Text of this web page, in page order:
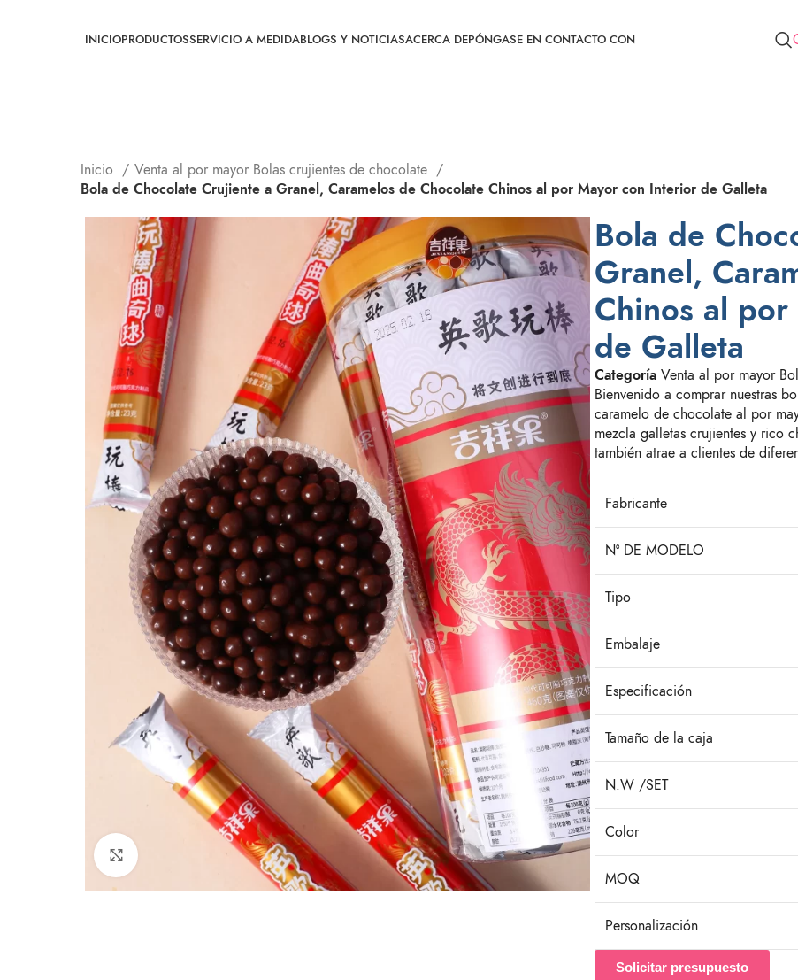
INICIOPRODUCTOSSERVICIO A MEDIDABLOGS Y NOTICIASACERCA DEPÓNGASE EN CONTACTO CON
Inicio
Venta al por mayor Bolas crujientes de chocolate
Bola de Chocolate Crujiente a Granel, Caramelos de Chocolate Chinos al por Mayor con Interior de Galleta
Haga clic para ampliar
Bola de
Granel,
Chinos al
de Galleta
Categoría Venta al por mayor
Bienvenido a comprar nuestras
caramelo de chocolate al por
mezcla galletas crujientes y rico
también atrae a clientes de
Fabricante
Nº DE MODELO
Tipo
Embalaje
Especificación
Tamaño de la caja
N.W /SET
Color
MOQ
Personalización
Solicitar presupuesto